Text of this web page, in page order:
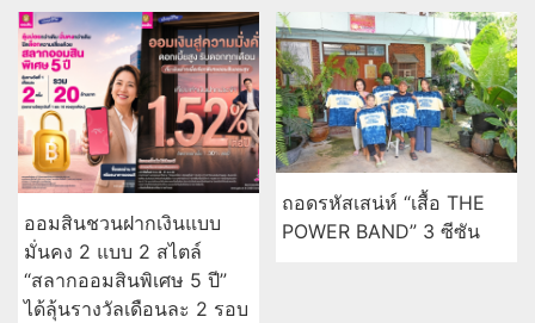
ออมสินชวนฝากเงินแบบ
มั่นคง 2 แบบ 2 สไตล์
“สลากออมสินพิเศษ 5 ปี”
ได้ลุ้นรางวัลเดือนละ 2 รอบ
ถอดรหัสเสน่ห์ “เสื้อ THE
POWER BAND” 3 ซีซัน